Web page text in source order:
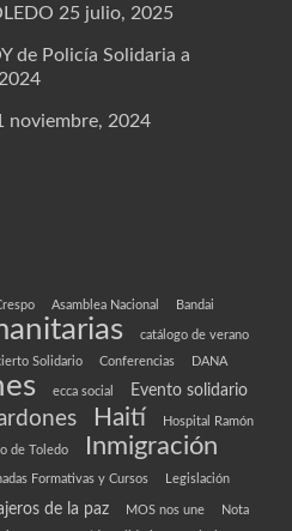
25 julio, 2025
de Policía Solidaria a
noviembre, 2024
Asamblea Nacional Bandai
catálogo de verano
Solidario Conferencias DANA
ecca social Evento solidario
Haití Hospital Ramón
de Toledo Inmigración
Formativas y Cursos Legislación
de la paz MOS nos une
Nota